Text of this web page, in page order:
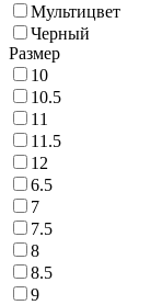
Мультицвет
Черный
Размер
10
10.5
11
11.5
12
6.5
7
7.5
8
8.5
9